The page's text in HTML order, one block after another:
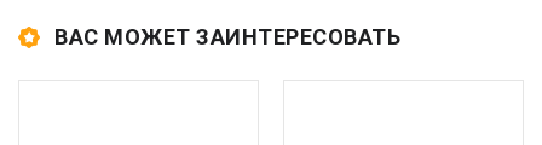
ВАС МОЖЕТ ЗАИНТЕРЕСОВАТЬ